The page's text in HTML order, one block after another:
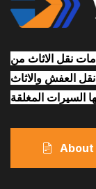
نقل الاثاث من
العفش والاثاث
السيرات المغلقة
About